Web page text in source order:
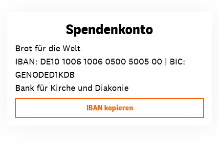
Spendenkonto
Brot für die Welt
IBAN: DE10 1006 1006 0500 5005 00 | BIC:
GENODED1KDB
Bank für Kirche und Diakonie
IBAN kopieren